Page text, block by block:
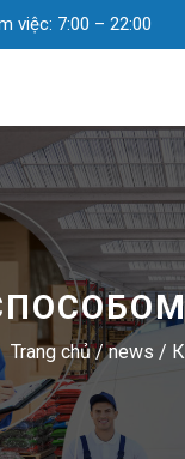
việc: 7:00 – 22:00
Trang chủ/news /